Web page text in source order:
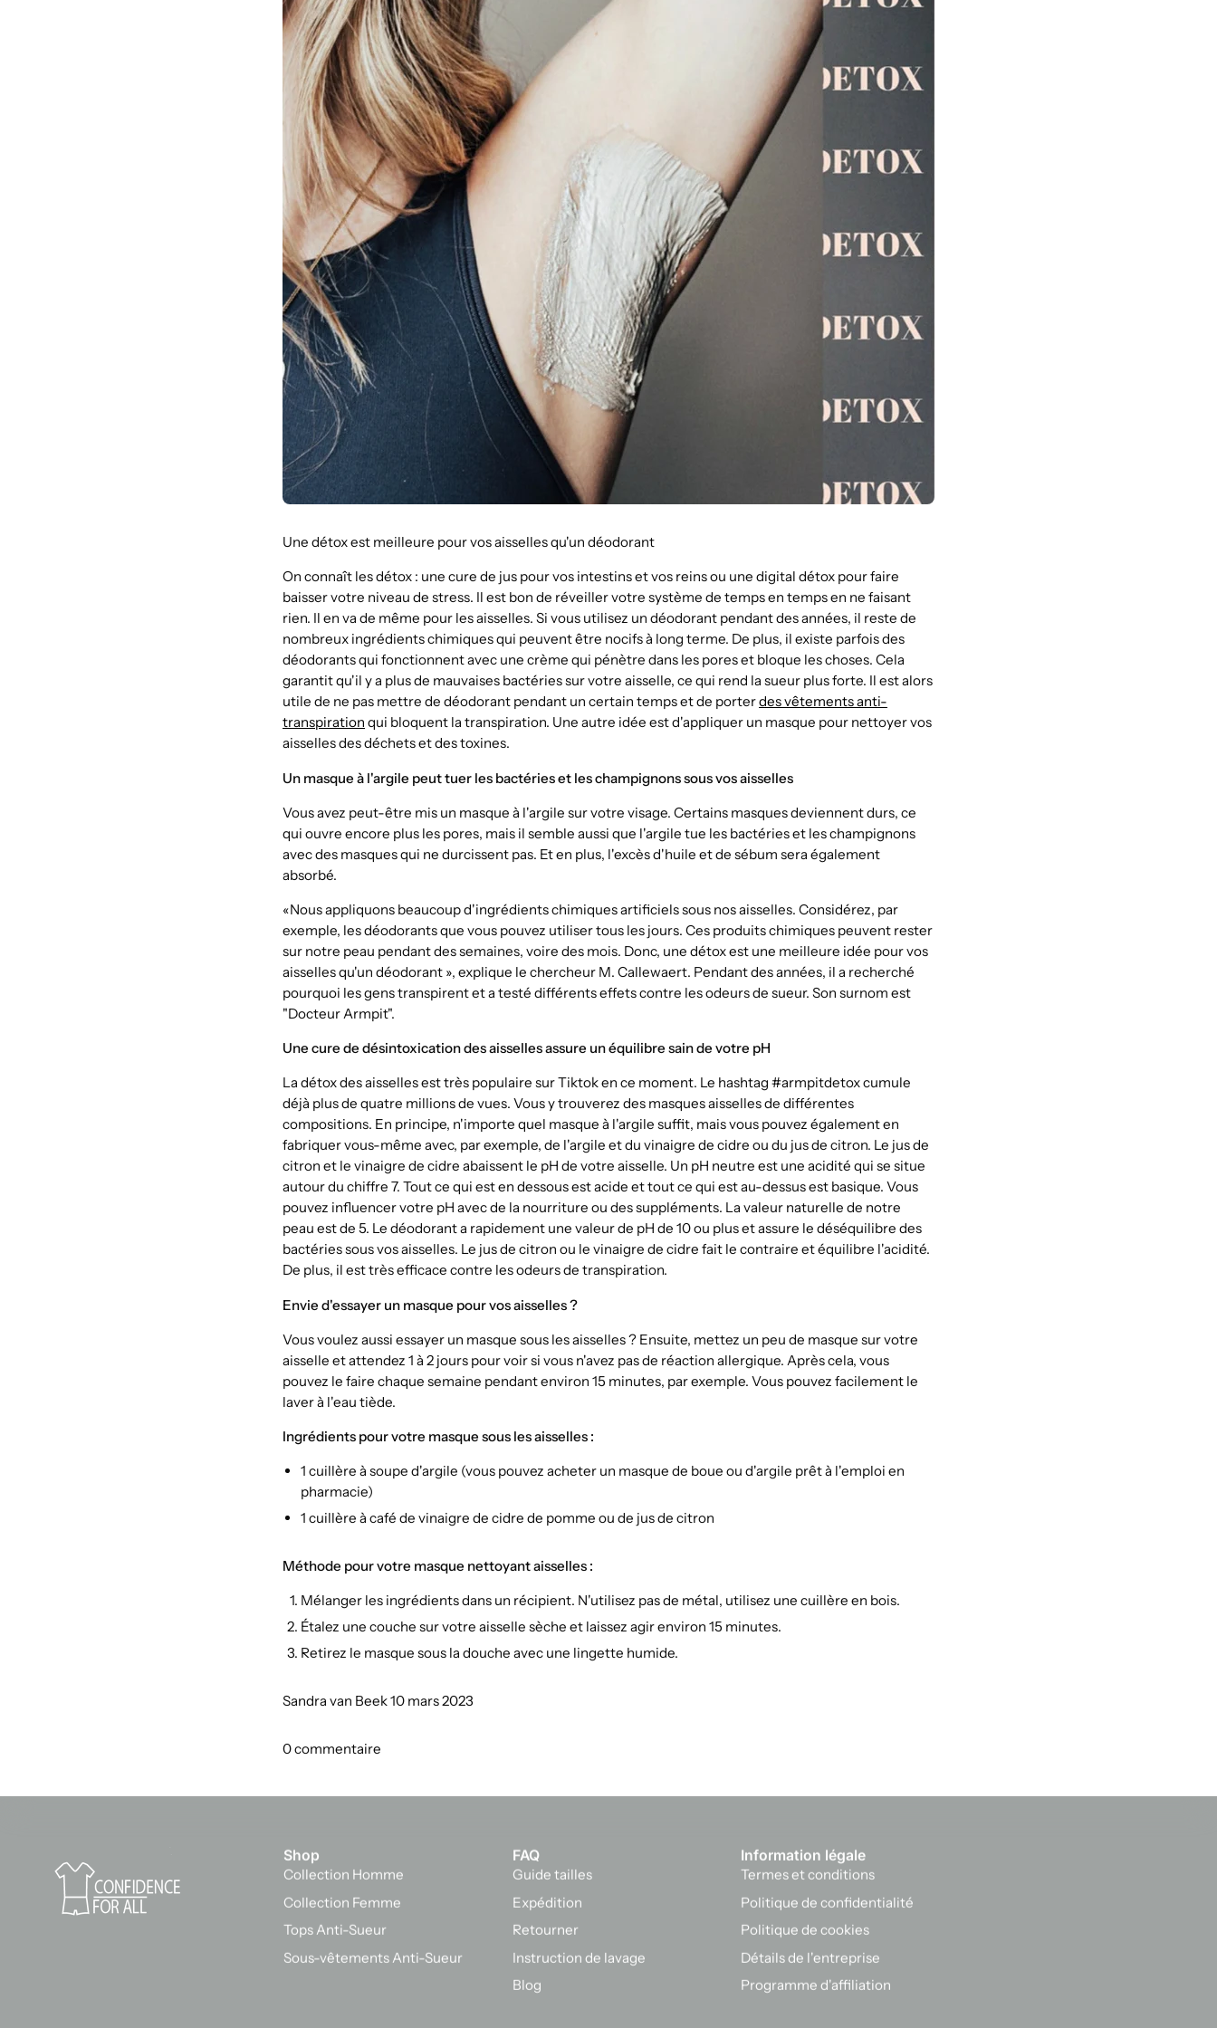
Une détox est meilleure pour vos aisselles qu'un déodorant
On connaît les détox : une cure de jus pour vos intestins et vos reins ou une digital détox pour faire
baisser votre niveau de stress. Il est bon de réveiller votre système de temps en temps en ne faisant
rien. Il en va de même pour les aisselles. Si vous utilisez un déodorant pendant des années, il reste de
nombreux ingrédients chimiques qui peuvent être nocifs à long terme. De plus, il existe parfois des
déodorants qui fonctionnent avec une crème qui pénètre dans les pores et bloque les choses. Cela
garantit qu'il y a plus de mauvaises bactéries sur votre aisselle, ce qui rend la sueur plus forte. Il est alors
utile de ne pas mettre de déodorant pendant un certain temps et de porterdes vêtements anti-
transpiration qui bloquent la transpiration. Une autre idée est d'appliquer un masque pour nettoyer vos
aisselles des déchets et des toxines.
Un masque à l'argile peut tuer les bactéries et les champignons sous vos aisselles
Vous avez peut-être mis un masque à l'argile sur votre visage. Certains masques deviennent durs, ce
qui ouvre encore plus les pores, mais il semble aussi que l'argile tue les bactéries et les champignons
avec des masques qui ne durcissent pas. Et en plus, l'excès d'huile et de sébum sera également
absorbé.
«Nous appliquons beaucoup d'ingrédients chimiques artificiels sous nos aisselles. Considérez, par
exemple, les déodorants que vous pouvez utiliser tous les jours. Ces produits chimiques peuvent rester
sur notre peau pendant des semaines, voire des mois. Donc, une détox est une meilleure idée pour vos
aisselles qu'un déodorant », explique le chercheur M. Callewaert. Pendant des années, il a recherché
pourquoi les gens transpirent et a testé différents effets contre les odeurs de sueur. Son surnom est
"Docteur Armpit".
Une cure de désintoxication des aisselles assure un équilibre sain de votre pH
La détox des aisselles est très populaire sur Tiktok en ce moment. Le hashtag #armpitdetox cumule
déjà plus de quatre millions de vues. Vous y trouverez des masques aisselles de différentes
compositions. En principe, n'importe quel masque à l'argile suffit, mais vous pouvez également en
fabriquer vous-même avec, par exemple, de l'argile et du vinaigre de cidre ou du jus de citron. Le jus de
citron et le vinaigre de cidre abaissent le pH de votre aisselle. Un pH neutre est une acidité qui se situe
autour du chiffre 7. Tout ce qui est en dessous est acide et tout ce qui est au-dessus est basique. Vous
pouvez influencer votre pH avec de la nourriture ou des suppléments. La valeur naturelle de notre
peau est de 5. Le déodorant a rapidement une valeur de pH de 10 ou plus et assure le déséquilibre des
bactéries sous vos aisselles. Le jus de citron ou le vinaigre de cidre fait le contraire et équilibre l'acidité.
De plus, il est très efficace contre les odeurs de transpiration.
Envie d'essayer un masque pour vos aisselles ?
Vous voulez aussi essayer un masque sous les aisselles ? Ensuite, mettez un peu de masque sur votre
aisselle et attendez 1 à 2 jours pour voir si vous n'avez pas de réaction allergique. Après cela, vous
pouvez le faire chaque semaine pendant environ 15 minutes, par exemple. Vous pouvez facilement le
laver à l'eau tiède.
Ingrédients pour votre masque sous les aisselles :
1 cuillère à soupe d'argile (vous pouvez acheter un masque de boue ou d'argile prêt à l'emploi en
pharmacie)
1 cuillère à café de vinaigre de cidre de pomme ou de jus de citron
Méthode pour votre masque nettoyant aisselles :
Mélanger les ingrédients dans un récipient. N'utilisez pas de métal, utilisez une cuillère en bois.
Étalez une couche sur votre aisselle sèche et laissez agir environ 15 minutes.
Retirez le masque sous la douche avec une lingette humide.
Sandra van Beek 10 mars 2023
0 commentaire
Shop
Collection Homme
Collection Femme
Tops Anti-Sueur
Sous-vêtements Anti-Sueur
FAQ
Guide tailles
Expédition
Retourner
Instruction de lavage
Blog
Information légale
Termes et conditions
Politique de confidentialité
Politique de cookies
Détails de l'entreprise
Programme d'affiliation